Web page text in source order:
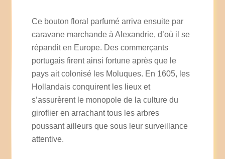
Ce bouton floral parfumé arriva ensuite par
caravane marchande à Alexandrie, d’où il se
répandit en Europe. Des commerçants
portugais firent ainsi fortune après que le
pays ait colonisé les Moluques. En 1605, les
Hollandais conquirent les lieux et
s’assurèrent le monopole de la culture du
giroflier en arrachant tous les arbres
poussant ailleurs que sous leur surveillance
attentive.